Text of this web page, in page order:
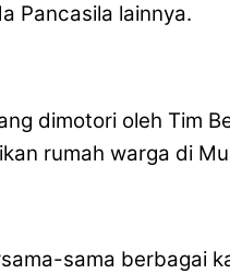
Pancasila lainnya.
dimotori oleh Tim
rumah warga di
sama berbagai